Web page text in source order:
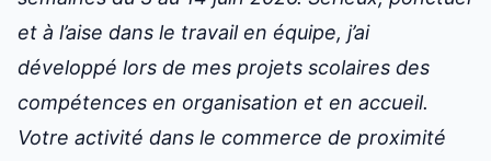
et à l’aise dans le travail en équipe, j’ai
développé lors de mes projets scolaires des
compétences en organisation et en accueil.
Votre activité dans le commerce de proximité